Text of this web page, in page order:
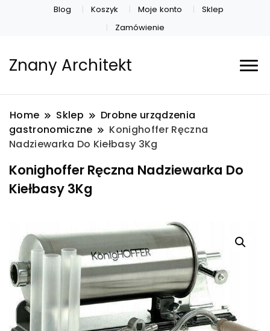
Blog Koszyk Moje konto
Sklep
Zamówienie
Znany Architekt
Home Sklep
Drobne urządzenia
gastronomiczne
Konighoffer Ręczna
Nadziewarka Do Kiełbasy 3Kg
Konighoffer Ręczna Nadziewarka Do
Kiełbasy 3Kg